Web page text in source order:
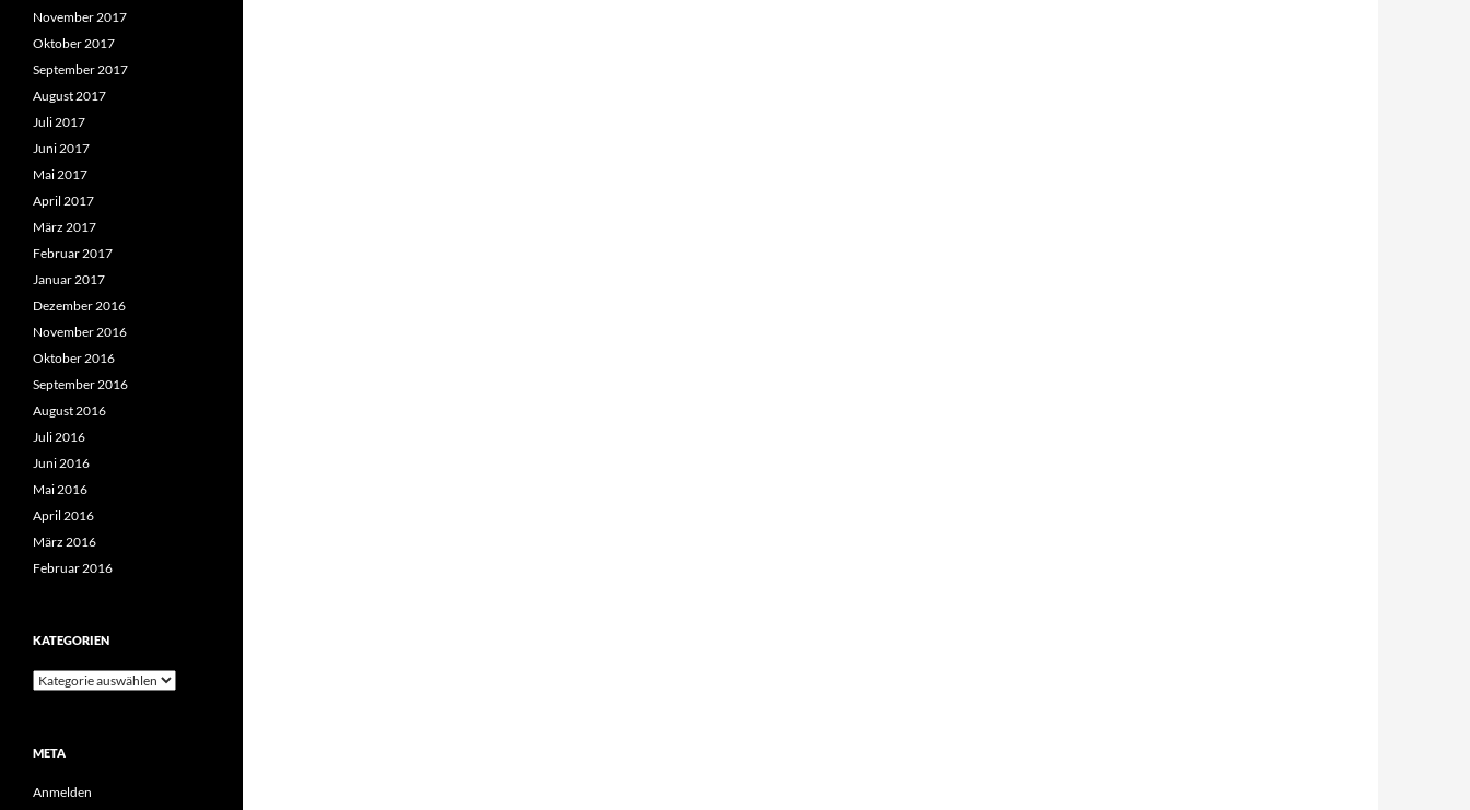
November 2017
Oktober 2017
September 2017
August 2017
Juli 2017
Juni 2017
Mai 2017
April 2017
März 2017
Februar 2017
Januar 2017
Dezember 2016
November 2016
Oktober 2016
September 2016
August 2016
Juli 2016
Juni 2016
Mai 2016
April 2016
März 2016
Februar 2016
KATEGORIEN
Kategorien
META
Anmelden